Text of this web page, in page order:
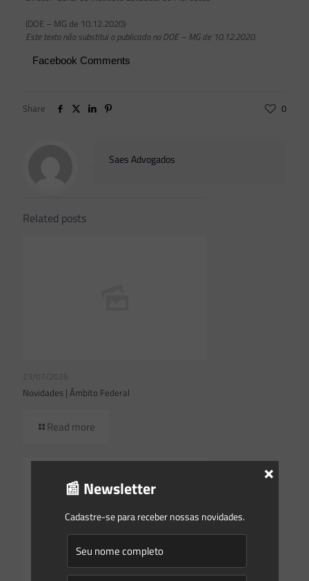
(DOE – MG de 10.12.2020)
Este texto não substitui o publicado no DOE – MG de 10.12.2020.
Facebook Comments
Share 0
Saes Advogados
Related posts
23/07/2026
Novidades | Âmbito Federal
Read more
📰 Newsletter
Cadastre-se para receber nossas novidades.
×